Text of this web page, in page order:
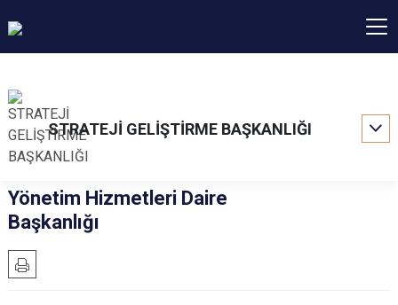
STRATEJİ GELİŞTİRME BAŞKANLIĞI
Yönetim Hizmetleri Daire
Başkanlığı